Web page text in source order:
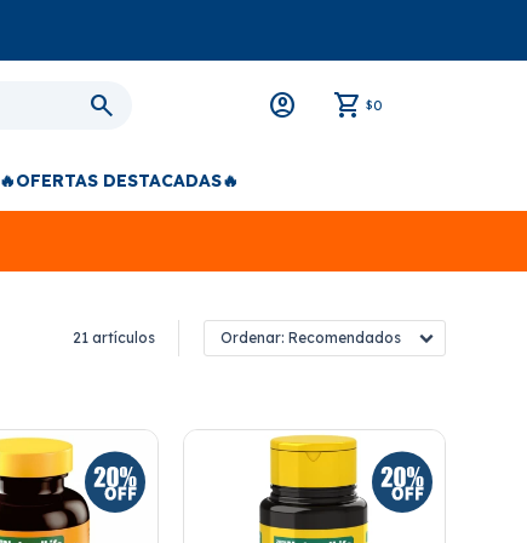
$0
🔥OFERTAS DESTACADAS🔥
21 artículos Recomendados